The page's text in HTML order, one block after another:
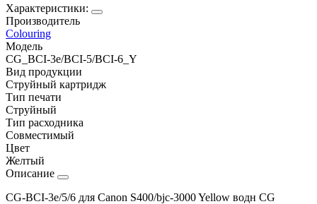
Характеристики:
Производитель
Colouring
Модель
CG_BCI-3e/BCI-5/BCI-6_Y
Вид продукции
Струйный картридж
Тип печати
Струйный
Тип расходника
Совместимый
Цвет
Желтый
Описание
CG-BCI-3e/5/6 для Canon S400/bjc-3000 Yellow водн CG